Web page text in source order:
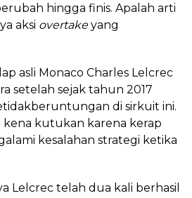
hingga finis. Apalah arti
aksi overtakeyang
asli Monaco Charles Lelcrec
setelah sejak tahun 2017
di sirkuit ini.
kena kutukan karena kerap
kesalahan strategi ketika
Lelcrec telah dua kali berhasil